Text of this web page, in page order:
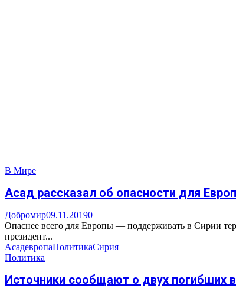
В Мире
Асад рассказал об опасности для
Добромир09.11.20190
Опаснее всего для Европы — поддерживать в Сирии
президент...
АсадевропаПолитикаСирия
Политика
Источники сообщают о двух погибших